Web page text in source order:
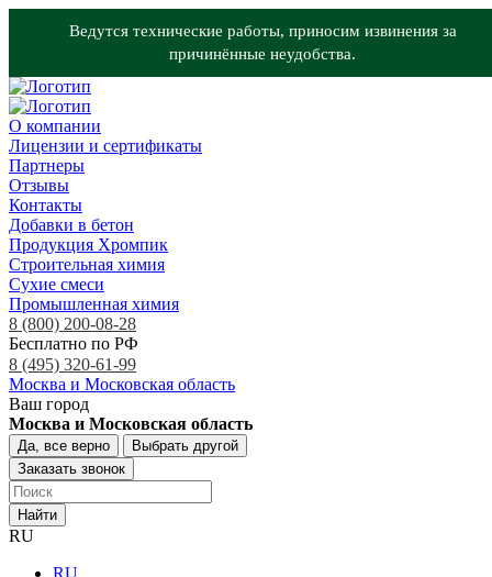
Ведутся технические работы, приносим извинения за
причинённые неудобства.
О компании
Лицензии и сертификаты
Партнеры
Отзывы
Контакты
Добавки в бетон
Продукция Хромпик
Строительная химия
Сухие смеси
Промышленная химия
8 (800) 200-08-28
Бесплатно по РФ
8 (495) 320-61-99
Москва и Московская область
Ваш город
Москва и Московская область
Да, все верно
Выбрать другой
Заказать звонок
Найти
RU
RU